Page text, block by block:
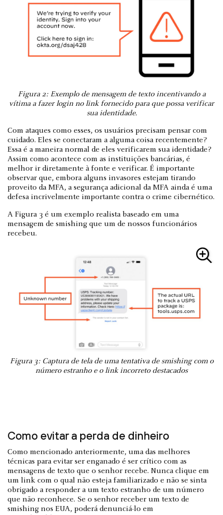
Figura 2: Exemplo de mensagem de texto incentivando a
vítima a fazer login no link fornecido para que possa verificar
sua identidade.
Com ataques como esses, os usuários precisam pensar com
cuidado. Eles se conectaram a alguma coisa recentemente?
Essa é a maneira normal de eles verificarem sua identidade?
Assim como acontece com as instituições bancárias, é
melhor ir diretamente à fonte e verificar. É importante
observar que, embora alguns invasores estejam tirando
proveito da MFA, a segurança adicional da MFA ainda é uma
defesa incrivelmente importante contra o crime cibernético.
A Figura 3 é um exemplo realista baseado em uma
mensagem de smishing que um de nossos funcionários
recebeu.
Figura 3: Captura de tela de uma tentativa de smishing com o
número estranho e o link incorreto destacados
Como evitar a perda de dinheiro
Como mencionado anteriormente, uma das melhores
técnicas para evitar ser enganado é ser crítico com as
mensagens de texto que o senhor recebe. Nunca clique em
um link com o qual não esteja familiarizado e não se sinta
obrigado a responder a um texto estranho de um número
que não reconhece. Se o senhor receber um texto de
smishing nos EUA, poderá denunciá-lo em